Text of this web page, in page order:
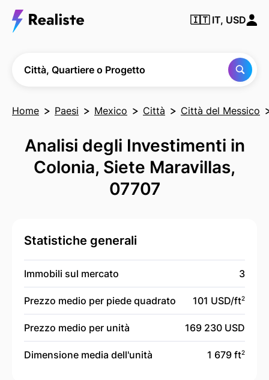
🇮🇹 IT, USD
Città, Quartiere o Progetto
Home Paesi Mexico Città Città del Messico
Analisi degli Investimenti in
Colonia, Siete Maravillas,
07707
Statistiche generali
Immobili sul mercato 3
Prezzo medio per piede quadrato 101 USD/ft2
Prezzo medio per unità 169 230 USD
Dimensione media dell'unità 1 679 ft2